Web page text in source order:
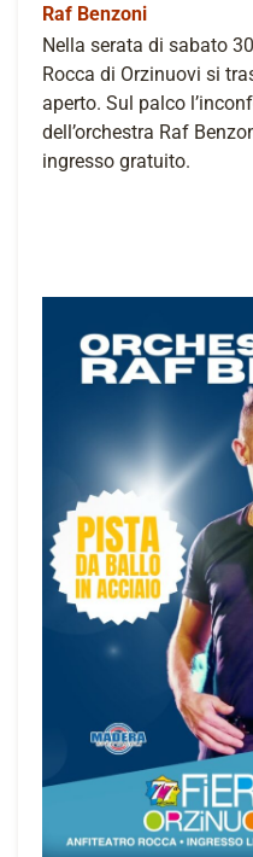
Raf Benzoni
Nella serata di sabato
Rocca di Orzinuovi si
aperto. Sul palco
dell’orchestra Raf
ingresso gratuito.